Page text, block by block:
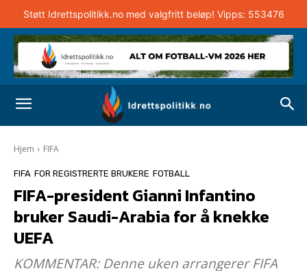
Støtt Idrettspolitikk.no med valgfritt beløp! Vipps: 553476
Hjem FIFA
FIFA FOR REGISTRERTE BRUKERE FOTBALL
FIFA-president Gianni Infantino
bruker Saudi-Arabia for å knekke
UEFA
KOMMENTAR: Denne uken arrangerer FIFA